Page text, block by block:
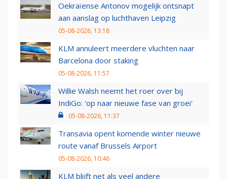
Oekraïense Antonov mogelijk ontsnapt
aan aanslag op luchthaven Leipzig
05-08-2026, 13:18
KLM annuleert meerdere vluchten naar
Barcelona door staking
05-08-2026, 11:57
Willie Walsh neemt het roer over bij
IndiGo: 'op naar nieuwe fase van groei'
05-08-2026, 11:37
Transavia opent komende winter nieuwe
route vanaf Brussels Airport
05-08-2026, 10:46
KLM blijft net als veel andere